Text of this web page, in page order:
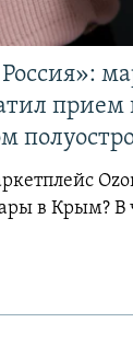
прием
в Крым?